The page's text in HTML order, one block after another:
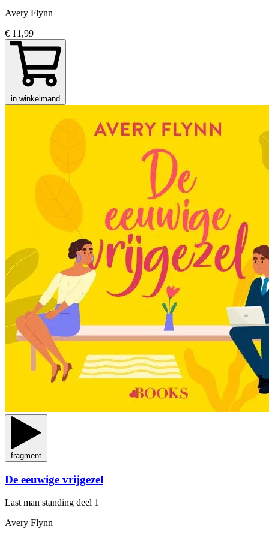
Avery Flynn
€ 11,99
in winkelmand
fragment
De eeuwige vrijgezel
Last man standing deel 1
Avery Flynn